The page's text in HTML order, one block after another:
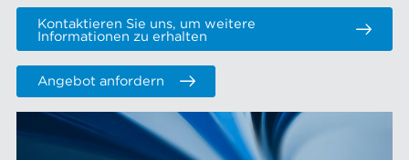
Kontaktieren Sie uns, um weitere
Informationen zu erhalten
Angebot anfordern